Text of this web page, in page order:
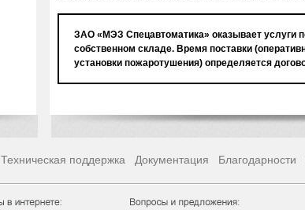
ЗАО «МЭЗ Спецавтоматика» оказывает услуги
собственном складе. Время поставки
установки пожаротушения) определяется
Техническая поддержка Документация Благодарности